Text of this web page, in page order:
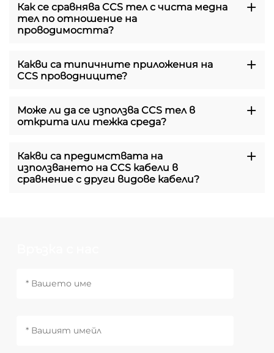
Как се сравнява CCS тел с чиста медна
тел по отношение на
проводимостта?
Какви са типичните приложения на
CCS проводниците?
Може ли да се използва CCS тел в
открита или тежка среда?
Какви са предимствата на
използването на CCS кабели в
сравнение с други видове кабели?